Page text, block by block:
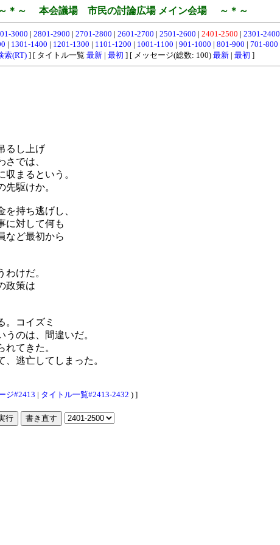
～＊～ 本会議場 市民の討論広場 メイン会場 ～＊～
3000 | 2801-2900 | 2701-2800 | 2601-2700 | 2501-2600 | 2401-2500 | 2301-2400
| 1301-1400 | 1201-1300 | 1101-1200 | 1001-1100 | 901-1000 | 801-900 | 701-800
索(RT)] [ タイトル一覧 最新| 最初 ] [ メッセージ(総数: 100) 最新| 最初 ]
るし上げ
では、
まるという。
駆けか。
持ち逃げし、
に対して何も
など最初から
けだ。
政策は
。コイズミ
のは、間違いだ。
てきた。
逃亡してしまった。
ジ#2413 | タイトル一覧#2413-2432 ) ]